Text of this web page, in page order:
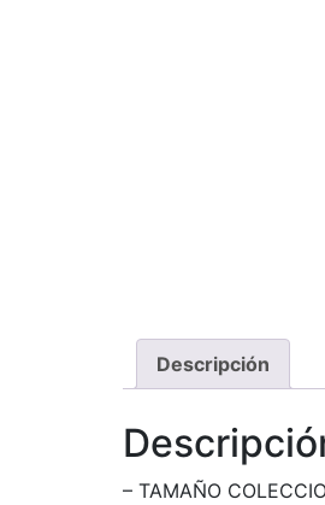
Descripción
– TAMAÑO